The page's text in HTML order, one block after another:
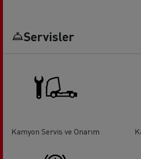
Servisler
Kamyon Servis ve Onarım